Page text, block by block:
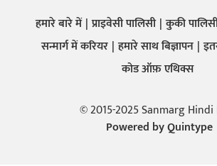
हमारे बारे में प्राइवेसी पालिसी कुकी
सन्मार्ग में करियर हमारे साथ बिज्ञापन
कोड ऑफ़ एथिक्स
© 2015-2025 Sanmarg Hindi
Powered byQuintype